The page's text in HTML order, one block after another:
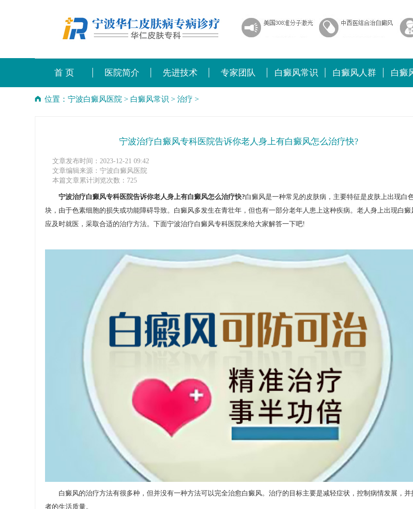
首 页 医院简介 先进技术 专家团队 白癜风常识 白癜风人群 白癜
位置： 宁波白癜风医院 > 白癜风常识 > 治疗 >
宁波治疗白癜风专科医院告诉你老人身上有白癜风怎么治疗快?
文章发布时间：2023-12-21 09:42
文章编辑来源：宁波白癜风医院
本篇文章累计浏览次数：725
宁波治疗白癜风专科医院告诉你老人身上有白癜风怎么治疗快?白癜风是一种常见的皮肤病，主要特征是皮肤上出现白
块，由于色素细胞的损失或功能障碍导致。白癜风多发生在青壮年，但也有一部分老年人患上这种疾病。老人身上出现白癜
应及时就医，采取合适的治疗方法。下面宁波治疗白癜风专科医院来给大家解答一下吧!
白癜风的治疗方法有很多种，但并没有一种方法可以完全治愈白癜风。治疗的目标主要是减轻症状，控制病情发展，并
者的生活质量。